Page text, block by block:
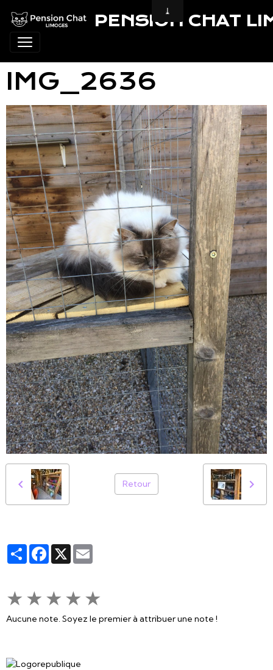
PENSION CHAT
IMG_2636
Retour
PartagerFacebook
X
★ ★ ★ ★ ★
Aucune note. Soyez le premier à attribuer une note !